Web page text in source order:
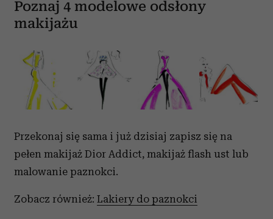
Poznaj 4 modelowe odsłony
makijażu
Przekonaj się sama i już dzisiaj zapisz się na
pełen makijaż Dior Addict, makijaż flash ust lub
malowanie paznokci.
Zobacz również: Lakiery do paznokci